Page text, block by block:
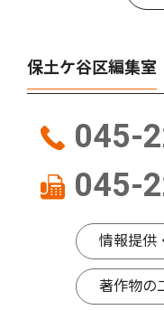
保土ケ谷区編集室
045-
045-
情報提供
著作物の